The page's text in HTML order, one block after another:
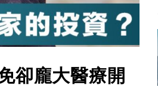
卻龐大醫療開